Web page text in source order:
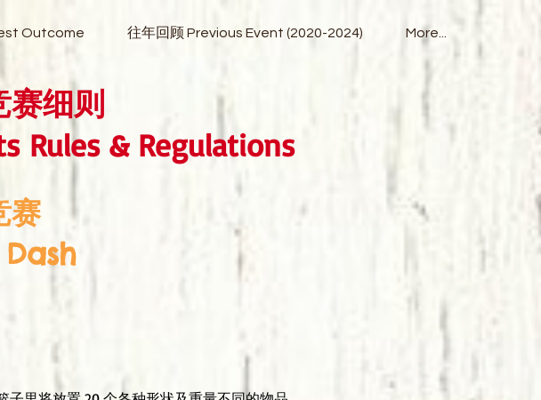
Outcome 往年回顾 Previous Event (2020-2024) More...
赛细则
Rules & Regulations
赛